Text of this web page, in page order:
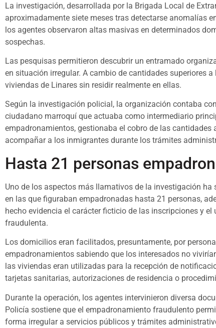
La investigación, desarrollada por la Brigada Local de
aproximadamente siete meses tras detectarse anomalías
los agentes observaron altas masivas en determinados
sospechas.
Las pesquisas permitieron descubrir un entramado
en situación irregular. A cambio de cantidades superiores
viviendas de Linares sin residir realmente en ellas.
Según la investigación policial, la organización contaba
ciudadano marroquí que actuaba como intermediario
empadronamientos, gestionaba el cobro de las
acompañar a los inmigrantes durante los trámites
Hasta 21 personas
Uno de los aspectos más llamativos de la investigación
en las que figuraban empadronadas hasta 21 personas,
hecho evidencia el carácter ficticio de las inscripciones y
fraudulenta.
Los domicilios eran facilitados, presuntamente, por
empadronamientos sabiendo que los interesados no
las viviendas eran utilizadas para la recepción de
tarjetas sanitarias, autorizaciones de residencia o
Durante la operación, los agentes intervinieron diversa
Policía sostiene que el empadronamiento fraudulento
forma irregular a servicios públicos y trámites